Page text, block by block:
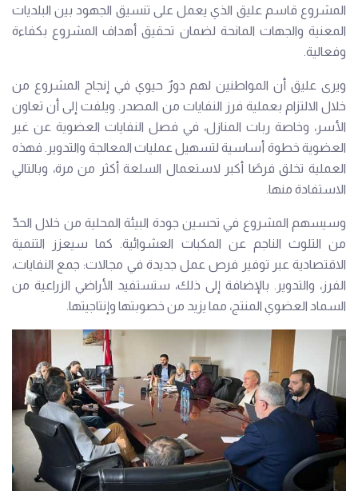
المشروع قاسم عليق الذي يعمل على تنسيق الجهود بين البلديات
المعنية والجهات المانحة لضمان تحقيق أهداف المشروع بكفاءة
وفعالية.
ويرى عليق أن المواطنين لهم دورٌ حيوي في إنجاح المشروع من
خلال الالتزام بعملية فرز النفايات من المصدر. ويلفت إلى أن تعاون
الأسر، وخاصة ربات المنازل، في فصل النفايات العضوية عن غير
العضوية خطوة أساسية لتسهيل عمليات المعالجة والتدوير. فهذه
العملية تخلق فرصًا أكبر لاستعمال السلعة أكثر من مرة، وبالتالي
الاستفادة منها.
وسيسهم المشروع في تحسين جودة البيئة المحلية من خلال الحدّ
من التلوث الناجم عن المكبات العشوائية. كما سيعزز التنمية
الاقتصادية عبر توفير فرص عمل جديدة في مجالات: جمع النفايات،
الفرز، والتدوير. بالإضافة إلى ذلك، ستستفيد الأراضي الزراعية من
السماد العضوي المنتج، مما يزيد من خصوبتها وإنتاجيتها.